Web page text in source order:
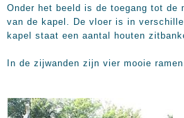
Onder het beeld is de toegang tot de
van de kapel. De vloer is in
kapel staat een aantal houten
In de zijwanden zijn vier mooie